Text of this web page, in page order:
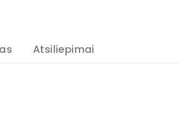
Atsiliepimai